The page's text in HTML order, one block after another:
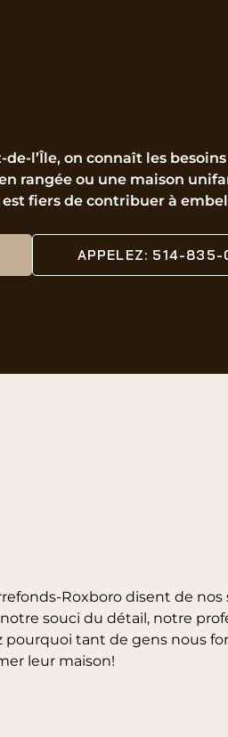
de-l’Île, on connaît les
rangée ou une maison
fiers de contribuer à
APPELEZ: 514-835-
Roxboro disent de nos
souci du détail, notre
tant de gens nous
leur maison!